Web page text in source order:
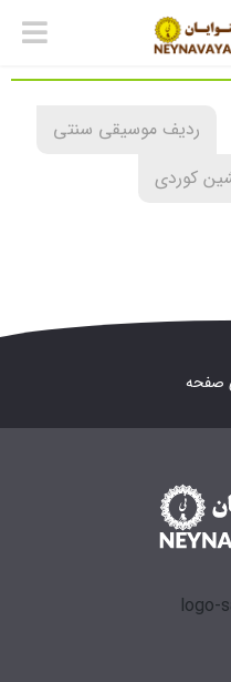
ردیف موسیقی سنتی
کوردی
صفحه